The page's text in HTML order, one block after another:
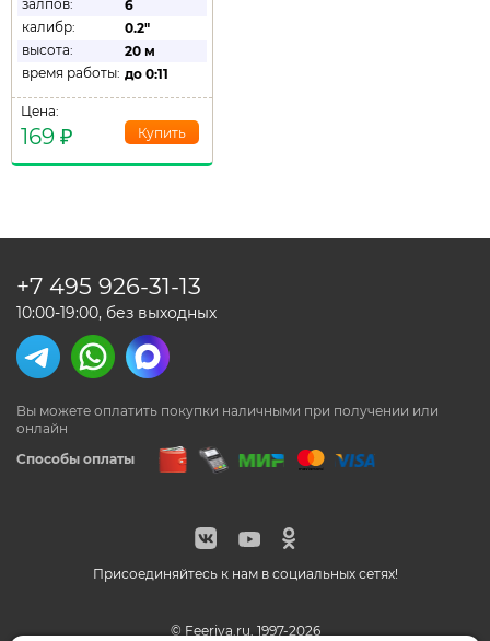
залпов:
6
калибр:
0.2"
высота:
20 м
время работы: до 0:11
Цена:
169 ₽
Присоединяйтесь к нам в социальных сетях!
© Feeriya.ru, 1997-2026
Способы оплаты
Вы можете оплатить покупки наличными при получении или
онлайн
+7 495 926-31-13
10:00-19:00, без выходных